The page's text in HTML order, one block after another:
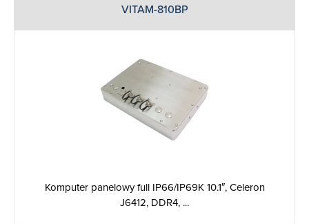
VITAM-810BP
Komputer panelowy full IP66/IP69K 10.1″, Celeron
J6412, DDR4, ...